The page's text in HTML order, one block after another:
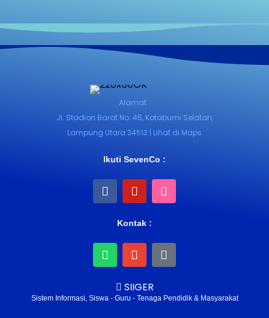
Alamat :
Jl. Stadion Barat No. 45, Kotabumi Selatan,
Lampung Utara 34513 | Lihat di Maps
Ikuti SevenCo :
Kontak :
SIIGER
Sistem Informasi, Siswa - Guru - Tenaga Pendidik & Masyarakat